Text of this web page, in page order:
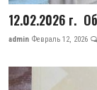
12.02.2026 г.
admin Февраль 12, 2026